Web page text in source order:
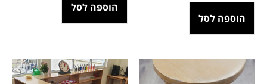
הוספה לסל
הוספה לסל